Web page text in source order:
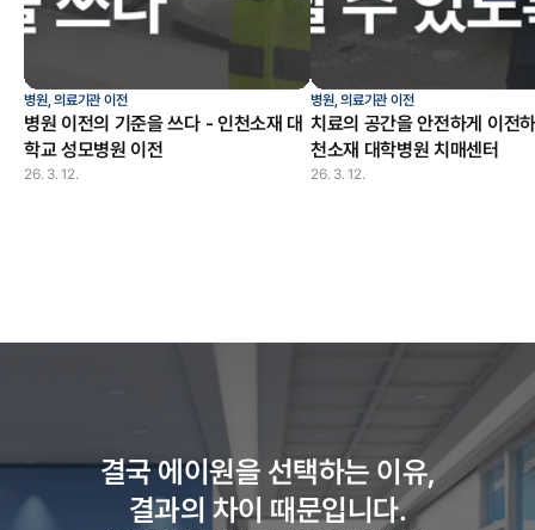
병원, 의료기관 이전
병원 이전의 기준을 쓰다 - 인천소재 대
학교 성모병원 이전
26. 3. 12.
병원, 의료기관 이전
치료의 공간을 안전하게 이전
천소재 대학병원 치매센터
26. 3. 12.
결국 에이원을 선택하는 이유,
결과의 차이 때문입니다.